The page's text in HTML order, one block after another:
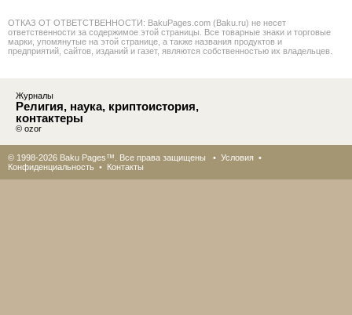
ОТКАЗ ОТ ОТВЕТСТВЕННОСТИ: BakuPages.com (Baku.ru) не несет
ответственности за содержимое этой страницы. Все товарные знаки и торговые
марки, упомянутые на этой странице, а также названия продуктов и
предприятий, сайтов, изданий и газет, являются собственностью их владельцев.
Журналы
Религия, наука, криптоистория,
контактеры
© ozor
© 1998-2026 Baku Pages™. Все права защищены • Условия •
Конфиденциальность • Контакты